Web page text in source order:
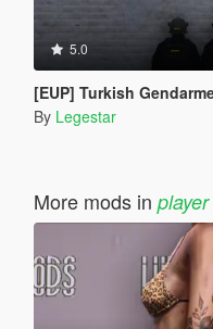
5.0
[EUP] Turkish
By Legestar
More mods in player